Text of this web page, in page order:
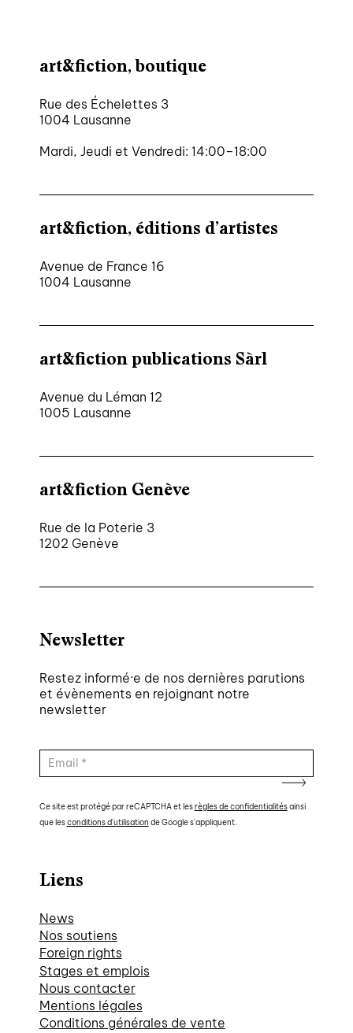
art&fiction, boutique
Rue des Échelettes 3
1004 Lausanne
Mardi, Jeudi et Vendredi: 14:00–18:00
art&fiction, éditions d’artistes
Avenue de France 16
1004 Lausanne
art&fiction publications Sàrl
Avenue du Léman 12
1005 Lausanne
art&fiction Genève
Rue de la Poterie 3
1202 Genève
Newsletter
Restez informé·e de nos dernières parutions
et évènements en rejoignant notre
newsletter
Ce site est protégé par reCAPTCHA et lesrègles de confidentialitésainsi
que lesconditions d'utilisation de Google s'appliquent.
Liens
News
Nos soutiens
Foreign rights
Stages et emplois
Nous contacter
Mentions légales
Conditions générales de vente